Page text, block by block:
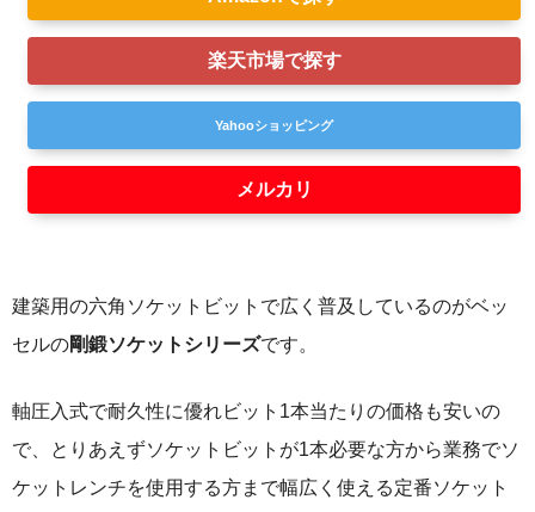
楽天市場で探す
Yahooショッピング
メルカリ
建築用の六角ソケットビットで広く普及しているのがベッ
セルの剛鍛ソケットシリーズです。
軸圧入式で耐久性に優れビット1本当たりの価格も安いの
で、とりあえずソケットビットが1本必要な方から業務でソ
ケットレンチを使用する方まで幅広く使える定番ソケット